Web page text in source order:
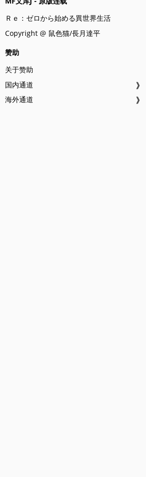
Ｒｅ：ゼロから始める異世界生活
Copyright @ 鼠色猫/長月達平
赞助
关于赞助
国内通道
❱
海外通道
❱